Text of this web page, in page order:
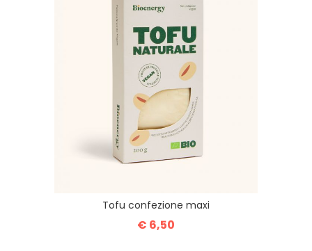
Tofu confezione maxi
€ 6,50